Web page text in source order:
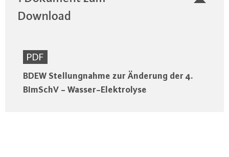
Download
PDF
BDEW Stellungnahme zur Änderung der 4.
BImSchV - Wasser-Elektrolyse